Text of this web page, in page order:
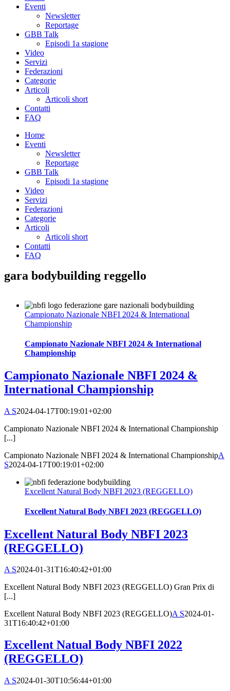
Eventi
Newsletter
Reportage
GBB Talk
Episodi 1a stagione
Video
Servizi
Federazioni
Categorie
Articoli
Articoli short
Contatti
FAQ
Home
Eventi
Newsletter
Reportage
GBB Talk
Episodi 1a stagione
Video
Servizi
Federazioni
Categorie
Articoli
Articoli short
Contatti
FAQ
gara bodybuilding reggello
Campionato Nazionale NBFI 2024 & International
Championship
Campionato Nazionale NBFI 2024 & International
Championship
Campionato Nazionale NBFI 2024 &
International Championship
A S2024-04-17T00:19:01+02:00
Campionato Nazionale NBFI 2024 & International Championship
[...]
Campionato Nazionale NBFI 2024 & International ChampionshipA
S2024-04-17T00:19:01+02:00
Excellent Natural Body NBFI 2023 (REGGELLO)
Excellent Natural Body NBFI 2023 (REGGELLO)
Excellent Natural Body NBFI 2023
(REGGELLO)
A S2024-01-31T16:40:42+01:00
Excellent Natural Body NBFI 2023 (REGGELLO) Gran Prix di
[...]
Excellent Natural Body NBFI 2023 (REGGELLO)A S2024-01-
31T16:40:42+01:00
Excellent Natual Body NBFI 2022
(REGGELLO)
A S2024-01-30T10:56:44+01:00